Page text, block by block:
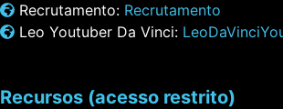
Recrutamento: Recrutamento
Leo Youtuber Da Vinci:
Recursos (acesso restrito)